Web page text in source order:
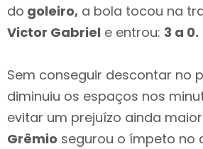
do goleiro, a bola tocou na
Victor Gabriel e entrou: 3 a 0.
Sem conseguir descontar no
diminuiu os espaços nos
evitar um prejuízo ainda
Grêmio segurou o ímpeto no